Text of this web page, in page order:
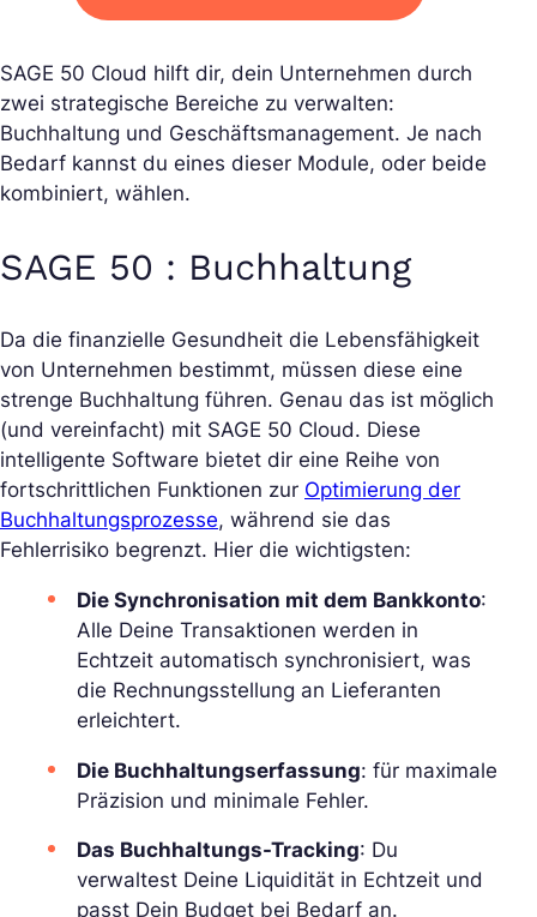
SAGE 50 Cloud hilft dir, dein Unternehmen durch
zwei strategische Bereiche zu verwalten:
Buchhaltung und Geschäftsmanagement. Je nach
Bedarf kannst du eines dieser Module, oder beide
kombiniert, wählen.
SAGE 50 : Buchhaltung
Da die finanzielle Gesundheit die Lebensfähigkeit
von Unternehmen bestimmt, müssen diese eine
strenge Buchhaltung führen. Genau das ist möglich
(und vereinfacht) mit SAGE 50 Cloud. Diese
intelligente Software bietet dir eine Reihe von
fortschrittlichen Funktionen zur Optimierung der
Buchhaltungsprozesse, während sie das
Fehlerrisiko begrenzt. Hier die wichtigsten:
Die Synchronisation mit dem Bankkonto:
Alle Deine Transaktionen werden in
Echtzeit automatisch synchronisiert, was
die Rechnungsstellung an Lieferanten
erleichtert.
Die Buchhaltungserfassung: für maximale
Präzision und minimale Fehler.
Das Buchhaltungs-Tracking: Du
verwaltest Deine Liquidität in Echtzeit und
passt Dein Budget bei Bedarf an.